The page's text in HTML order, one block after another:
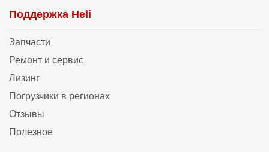
Поддержка Heli
Запчасти
Ремонт и сервис
Лизинг
Погрузчики в регионах
Отзывы
Полезное